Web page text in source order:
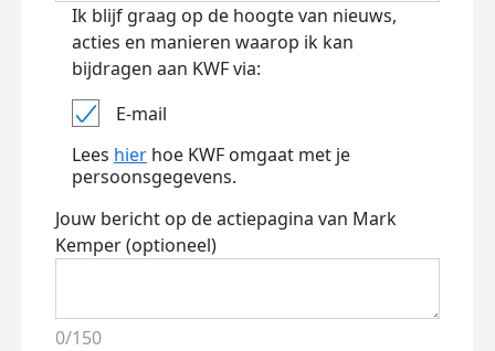
Ik blijf graag op de hoogte van nieuws,
acties en manieren waarop ik kan
bijdragen aan KWF via:
E-mail
Lees hier hoe KWF omgaat met je
persoonsgegevens.
Jouw bericht op de actiepagina van Mark
Kemper (optioneel)
0/150